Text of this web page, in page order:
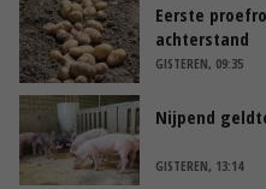
Eerste
achterstand
GISTEREN, 09:35
Nijpend
GISTEREN, 13:14